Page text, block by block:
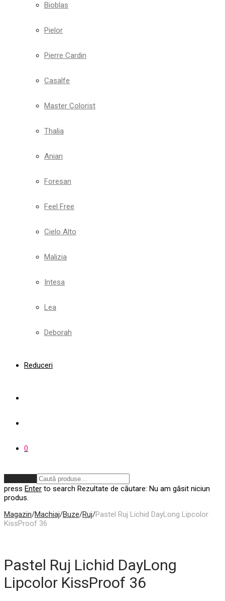
Bioblas
Pielor
Pierre Cardin
Casalfe
Master Colorist
Thalia
Anian
Foresan
Feel Free
Cielo Alto
Malizia
Intesa
Lea
Deborah
Reduceri
0
press Enter to search Rezultate de căutare: Nu am găsit niciun
produs.
Magazin/Machiaj/Buze/Ruj/Pastel Ruj Lichid DayLong Lipcolor
KissProof 36
Pastel Ruj Lichid DayLong
Lipcolor KissProof 36